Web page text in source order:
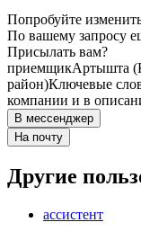
Попробуйте
По вашему запросу
Присылать вам?
приемщикАртышта
район)Ключевые
компании и в
В мессенджер
На почту
Другие
ассистент